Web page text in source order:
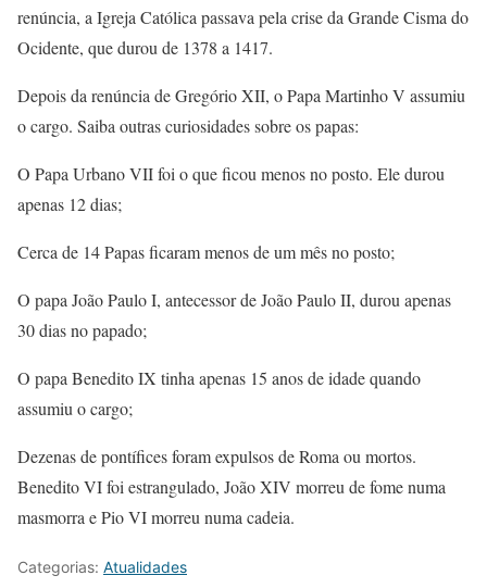
renúncia, a Igreja Católica passava pela crise da Grande Cisma do
Ocidente, que durou de 1378 a 1417.
Depois da renúncia de Gregório XII, o Papa Martinho V assumiu
o cargo. Saiba outras curiosidades sobre os papas:
O Papa Urbano VII foi o que ficou menos no posto. Ele durou
apenas 12 dias;
Cerca de 14 Papas ficaram menos de um mês no posto;
O papa João Paulo I, antecessor de João Paulo II, durou apenas
30 dias no papado;
O papa Benedito IX tinha apenas 15 anos de idade quando
assumiu o cargo;
Dezenas de pontífices foram expulsos de Roma ou mortos.
Benedito VI foi estrangulado, João XIV morreu de fome numa
masmorra e Pio VI morreu numa cadeia.
Categorias: Atualidades